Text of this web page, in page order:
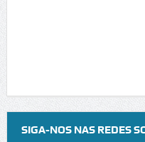
SIGA-NOS NAS REDES